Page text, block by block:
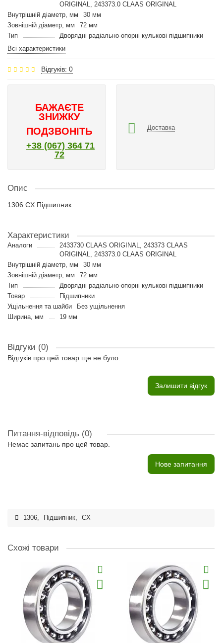
ORIGINAL, 243373.0 CLAAS ORIGINAL
Внутрішній діаметр, мм
30 мм
Зовнішній діаметр, мм
72 мм
Тип
Дворядні радіально-опорні кулькові підшипники
Всі характеристики
Відгуків: 0
БАЖАЄТЕ
ЗНИЖКУ
ПОДЗВОНІТЬ
+38 (067) 364 71
72
Доставка
Опис
1306 CX Підшипник
Характеристики
Аналоги
2433730 CLAAS ORIGINAL, 243373 CLAAS
ORIGINAL, 243373.0 CLAAS ORIGINAL
Внутрішній діаметр, мм
30 мм
Зовнішній діаметр, мм
72 мм
Тип
Дворядні радіально-опорні кулькові підшипники
Товар
Підшипники
Ущільнення та шайби
Без ущільнення
Ширина, мм
19 мм
Відгуки (0)
Відгуків про цей товар ще не було.
Залишити відгук
Питання-відповідь (0)
Немає запитань про цей товар.
Нове запитання
1306, Підшипник, CX
Схожі товари